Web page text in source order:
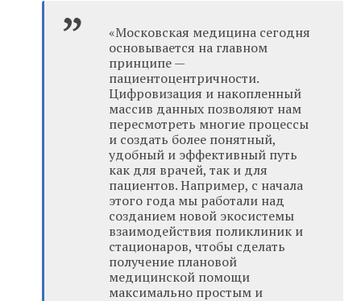
«Московская медицина сегодня
основывается на главном
принципе —
пациентоцентричности.
Цифровизация и накопленный
массив данных позволяют нам
пересмотреть многие процессы
и создать более понятный,
удобный и эффективный путь
как для врачей, так и для
пациентов. Например, с начала
этого года мы работали над
созданием новой экосистемы
взаимодействия поликлиник и
стационаров, чтобы сделать
получение плановой
медицинской помощи
максимально простым и